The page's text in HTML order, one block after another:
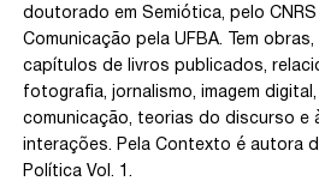
doutorado em Semiótica, pelo CNRS
Comunicação pela UFBA. Tem
capítulos de livros publicados,
fotografia, jornalismo, imagem
comunicação, teorias do discurso e
interações. Pela Contexto é autora
Política Vol. 1.